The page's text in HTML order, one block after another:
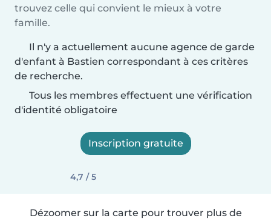
trouvez celle qui convient le mieux à votre
famille.
Il n'y a actuellement aucune agence de garde
d'enfant à Bastien correspondant à ces critères
de recherche.
Tous les membres effectuent une vérification
d'identité obligatoire
Inscription gratuite
4,7 / 5
Dézoomer sur la carte pour trouver plus de